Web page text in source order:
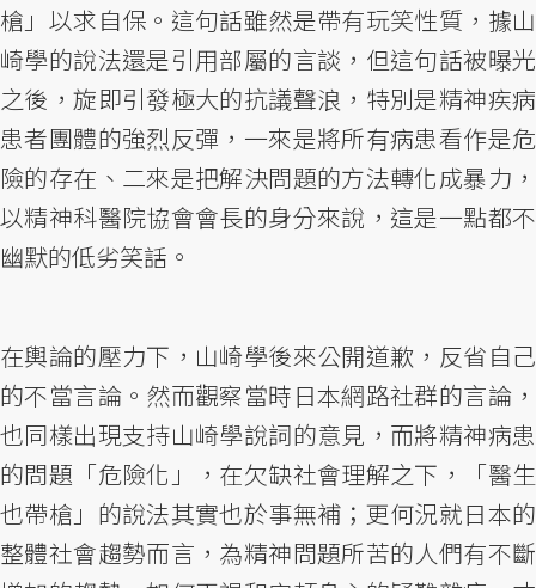
槍」以求自保。這句話雖然是帶有玩笑性質，據山
崎學的說法還是引用部屬的言談，但這句話被曝光
之後，旋即引發極大的抗議聲浪，特別是精神疾病
患者團體的強烈反彈，一來是將所有病患看作是危
險的存在、二來是把解決問題的方法轉化成暴力，
以精神科醫院協會會長的身分來說，這是一點都不
幽默的低劣笑話。
在輿論的壓力下，山崎學後來公開道歉，反省自己
的不當言論。然而觀察當時日本網路社群的言論，
也同樣出現支持山崎學說詞的意見，而將精神病患
的問題「危險化」，在欠缺社會理解之下，「醫生
也帶槍」的說法其實也於事無補；更何況就日本的
整體社會趨勢而言，為精神問題所苦的人們有不斷